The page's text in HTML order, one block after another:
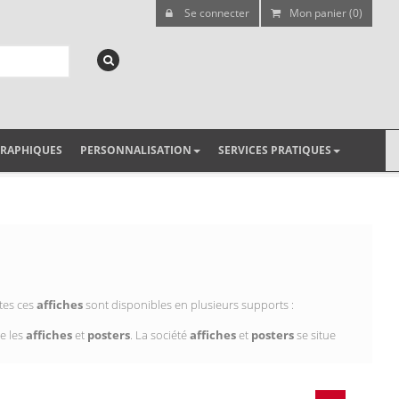
Se connecter Mon panier (0)
PERSONNALISATION SERVICES PRATIQUES
cesaffichessont disponibles en plusieurs supports :
lesafficheset posters. La sociétéafficheset postersse situe